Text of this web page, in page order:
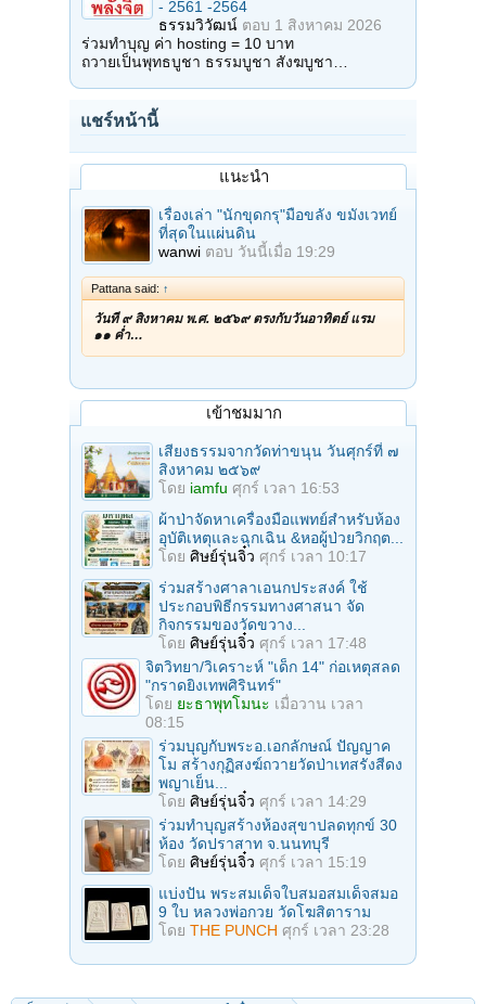
- 2561 -2564
ธรรมวิวัฒน์ ตอบ 1 สิงหาคม 2026
ร่วมทำบุญ ค่า hosting = 10 บาท
ถวายเป็นพุทธบูชา ธรรมบูชา สังฆบูชา…
แชร์หน้านี้
แนะนำ
เรื่องเล่า "นักขุดกรุ"มือขลัง ขมังเวทย์
ที่สุดในแผ่นดิน
wanwi ตอบ วันนี้เมื่อ 19:29
Pattana said: ↑
วันที่ ๙ สิงหาคม พ.ศ. ๒๕๖๙ ตรงกับวันอาทิตย์ แรม
๑๑ ค่ำ…
เข้าชมมาก
เสียงธรรมจากวัดท่าขนุน วันศุกร์ที่ ๗
สิงหาคม ๒๕๖๙
โดย iamfu ศุกร์ เวลา 16:53
ผ้าป่าจัดหาเครื่องมือแพทย์สำหรับห้อง
อุบัติเหตุและฉุกเฉิน &หอผู้ป่วยวิกฤต...
โดย ศิษย์รุ่นจิ๋ว ศุกร์ เวลา 10:17
ร่วมสร้างศาลาเอนกประสงค์ ใช้
ประกอบพิธีกรรมทางศาสนา จัด
กิจกรรมของวัดขวาง...
โดย ศิษย์รุ่นจิ๋ว ศุกร์ เวลา 17:48
จิตวิทยา/วิเคราะห์ "เด็ก 14" ก่อเหตุสลด
"กราดยิงเทพศิรินทร์"
โดย ยะธาพุทโมนะ เมื่อวาน เวลา
08:15
ร่วมบุญกับพระอ.เอกลักษณ์ ปัญญาค
โม สร้างกุฏิสงฆ์ถวายวัดป่าเทสรังสีดง
พญาเย็น...
โดย ศิษย์รุ่นจิ๋ว ศุกร์ เวลา 14:29
ร่วมทําบุญสร้างห้องสุขาปลดทุกข์ 30
ห้อง วัดปราสาท จ.นนทบุรี
โดย ศิษย์รุ่นจิ๋ว ศุกร์ เวลา 15:19
แบ่งปัน พระสมเด็จใบสมอสมเด็จสมอ
9 ใบ หลวงพ่อกวย วัดโฆสิตาราม
โดย THE PUNCH ศุกร์ เวลา 23:28